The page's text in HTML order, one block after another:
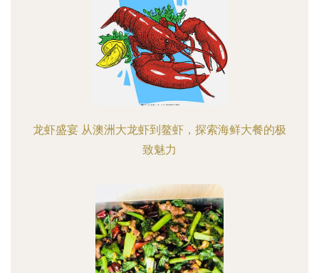
龙虾盛宴 从澳洲大龙虾到鳌虾，探索海鲜大餐的极
致魅力